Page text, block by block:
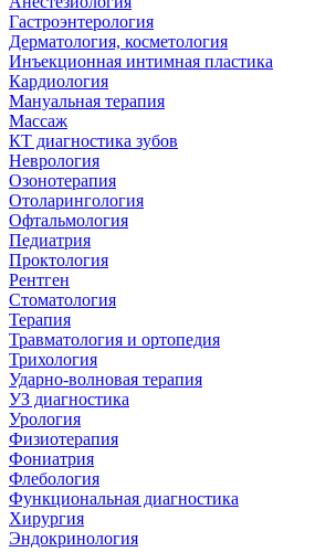
Гастроэнтерология
Дерматология, косметология
Инъекционная интимная пластика
Кардиология
Мануальная терапия
Массаж
КТ диагностика зубов
Неврология
Озонотерапия
Отоларингология
Офтальмология
Педиатрия
Проктология
Рентген
Стоматология
Терапия
Травматология и ортопедия
Трихология
Ударно-волновая терапия
УЗ диагностика
Урология
Физиотерапия
Фониатрия
Флебология
Функциональная диагностика
Хирургия
Эндокринология